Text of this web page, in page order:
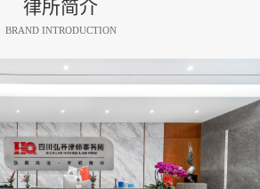
律所简介
BRAND INTRODUCTION